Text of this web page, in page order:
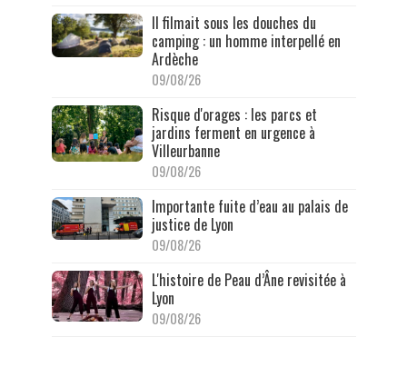
Il filmait sous les douches du
camping : un homme interpellé en
Ardèche
09/08/26
Risque d'orages : les parcs et
jardins ferment en urgence à
Villeurbanne
09/08/26
Importante fuite d’eau au palais de
justice de Lyon
09/08/26
L'histoire de Peau d’Âne revisitée à
Lyon
09/08/26